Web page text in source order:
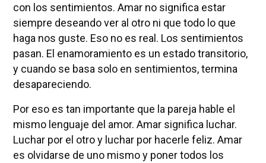
con los sentimientos. Amar no significa estar
siempre deseando ver al otro ni que todo lo que
haga nos guste. Eso no es real. Los sentimientos
pasan. El enamoramiento es un estado transitorio,
y cuando se basa solo en sentimientos, termina
desapareciendo.
Por eso es tan importante que la pareja hable el
mismo lenguaje del amor. Amar significa luchar.
Luchar por el otro y luchar por hacerle feliz. Amar
es olvidarse de uno mismo y poner todos los